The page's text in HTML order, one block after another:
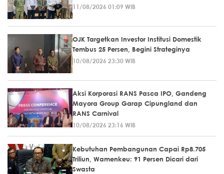
11/08/2026 01:09 WIB
OJK Targetkan Investor Institusi Domestik
Tembus 25 Persen, Begini Strateginya
10/08/2026 23:30 WIB
Aksi Korporasi RANS Pasca IPO, Gandeng
Mayora Group Garap Cipungland dan
RANS Carnival
10/08/2026 23:16 WIB
Kebutuhan Pembangunan Capai Rp8.705
Triliun, Wamenkeu: 91 Persen Dicari dari
Swasta